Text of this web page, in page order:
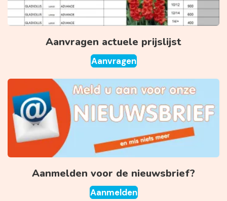
Aanvragen actuele prijslijst
Aanvragen
Aanmelden voor de nieuwsbrief?
Aanmelden